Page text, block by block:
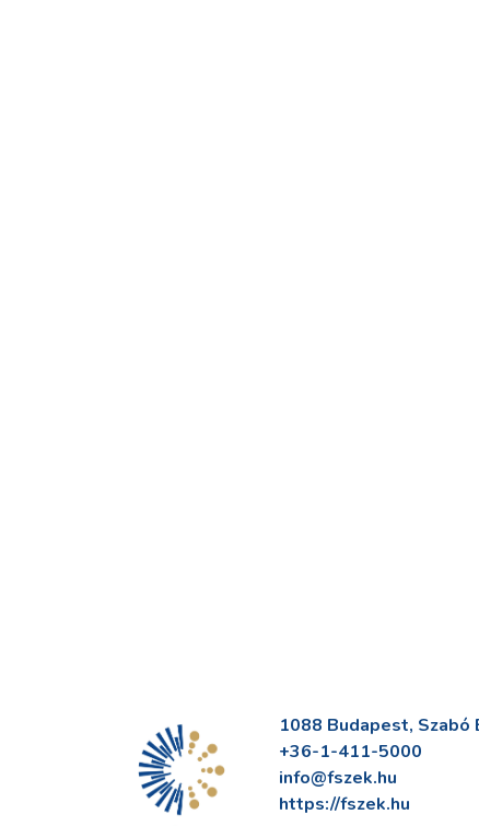
1088 Budapest, Szabó
+36-1-411-5000
info@fszek.hu
https://fszek.hu